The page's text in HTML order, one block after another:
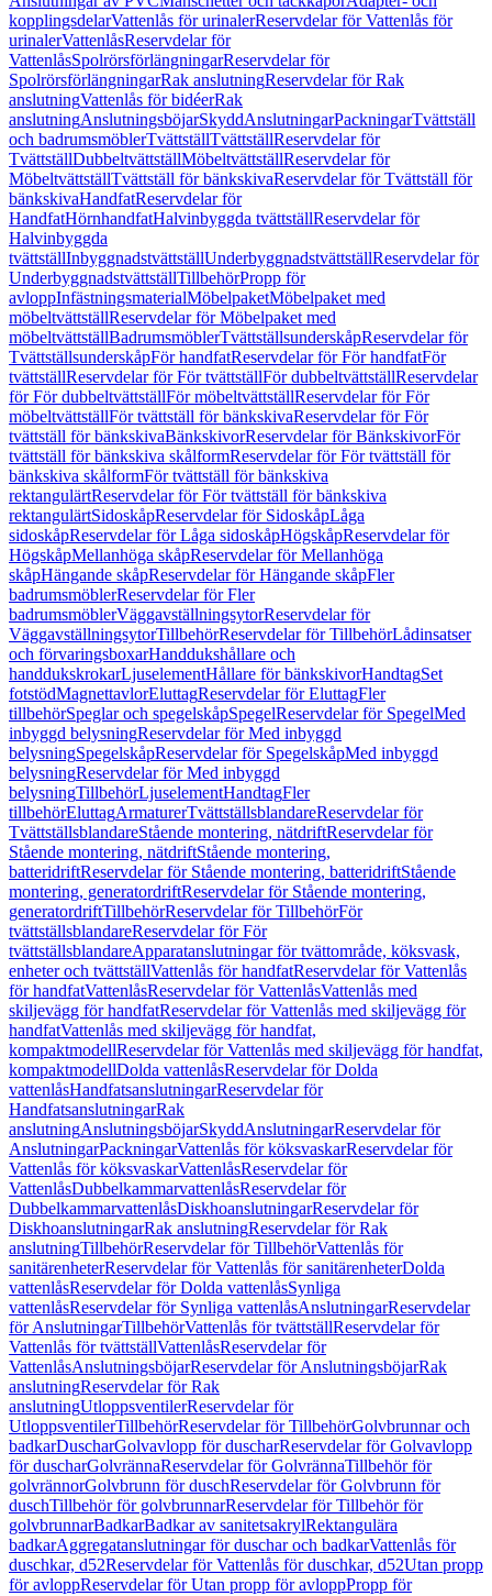
kopplingsdelarVattenlås för urinalerReservdelar för Vattenlås för
urinalerVattenlåsReservdelar för
VattenlåsSpolrörsförlängningarReservdelar för
SpolrörsförlängningarRak anslutningReservdelar för Rak
anslutningVattenlås för bidéerRak
anslutningAnslutningsböjarSkyddAnslutningarPackningarTvättställ
och badrumsmöblerTvättställTvättställReservdelar för
TvättställDubbeltvättställMöbeltvättställReservdelar för
MöbeltvättställTvättställ för bänkskivaReservdelar för Tvättställ för
bänkskivaHandfatReservdelar för
HandfatHörnhandfatHalvinbyggda tvättställReservdelar för
Halvinbyggda
tvättställInbyggnadstvättställUnderbyggnadstvättställReservdelar för
UnderbyggnadstvättställTillbehörPropp för
avloppInfästningsmaterialMöbelpaketMöbelpaket med
möbeltvättställReservdelar för Möbelpaket med
möbeltvättställBadrumsmöblerTvättställsunderskåpReservdelar för
TvättställsunderskåpFör handfatReservdelar för För handfatFör
tvättställReservdelar för För tvättställFör dubbeltvättställReservdelar
för För dubbeltvättställFör möbeltvättställReservdelar för För
möbeltvättställFör tvättställ för bänkskivaReservdelar för För
tvättställ för bänkskivaBänkskivorReservdelar för BänkskivorFör
tvättställ för bänkskiva skålformReservdelar för För tvättställ för
bänkskiva skålformFör tvättställ för bänkskiva
rektangulärtReservdelar för För tvättställ för bänkskiva
rektangulärtSidoskåpReservdelar för SidoskåpLåga
sidoskåpReservdelar för Låga sidoskåpHögskåpReservdelar för
HögskåpMellanhöga skåpReservdelar för Mellanhöga
skåpHängande skåpReservdelar för Hängande skåpFler
badrumsmöblerReservdelar för Fler
badrumsmöblerVäggavställningsytorReservdelar för
VäggavställningsytorTillbehörReservdelar för TillbehörLådinsatser
och förvaringsboxarHanddukshållare och
handdukskrokarLjuselementHållare för bänkskivorHandtagSet
fotstödMagnettavlorEluttagReservdelar för EluttagFler
tillbehörSpeglar och spegelskåpSpegelReservdelar för SpegelMed
inbyggd belysningReservdelar för Med inbyggd
belysningSpegelskåpReservdelar för SpegelskåpMed inbyggd
belysningReservdelar för Med inbyggd
belysningTillbehörLjuselementHandtagFler
tillbehörEluttagArmaturerTvättställsblandareReservdelar för
TvättställsblandareStående montering, nätdriftReservdelar för
Stående montering, nätdriftStående montering,
batteridriftReservdelar för Stående montering, batteridriftStående
montering, generatordriftReservdelar för Stående montering,
generatordriftTillbehörReservdelar för TillbehörFör
tvättställsblandareReservdelar för För
tvättställsblandareApparatanslutningar för tvättområde, köksvask,
enheter och tvättställVattenlås för handfatReservdelar för Vattenlås
för handfatVattenlåsReservdelar för VattenlåsVattenlås med
skiljevägg för handfatReservdelar för Vattenlås med skiljevägg för
handfatVattenlås med skiljevägg för handfat,
kompaktmodellReservdelar för Vattenlås med skiljevägg för handfat,
kompaktmodellDolda vattenlåsReservdelar för Dolda
vattenlåsHandfatsanslutningarReservdelar för
HandfatsanslutningarRak
anslutningAnslutningsböjarSkyddAnslutningarReservdelar för
AnslutningarPackningarVattenlås för köksvaskarReservdelar för
Vattenlås för köksvaskarVattenlåsReservdelar för
VattenlåsDubbelkammarvattenlåsReservdelar för
DubbelkammarvattenlåsDiskhoanslutningarReservdelar för
DiskhoanslutningarRak anslutningReservdelar för Rak
anslutningTillbehörReservdelar för TillbehörVattenlås för
sanitärenheterReservdelar för Vattenlås för sanitärenheterDolda
vattenlåsReservdelar för Dolda vattenlåsSynliga
vattenlåsReservdelar för Synliga vattenlåsAnslutningarReservdelar
för AnslutningarTillbehörVattenlås för tvättställReservdelar för
Vattenlås för tvättställVattenlåsReservdelar för
VattenlåsAnslutningsböjarReservdelar för AnslutningsböjarRak
anslutningReservdelar för Rak
anslutningUtloppsventilerReservdelar för
UtloppsventilerTillbehörReservdelar för TillbehörGolvbrunnar och
badkarDuscharGolvavlopp för duscharReservdelar för Golvavlopp
för duscharGolvrännaReservdelar för GolvrännaTillbehör för
golvrännorGolvbrunn för duschReservdelar för Golvbrunn för
duschTillbehör för golvbrunnarReservdelar för Tillbehör för
golvbrunnarBadkarBadkar av sanitetsakrylRektangulära
badkarAggregatanslutningar för duschar och badkarVattenlås för
duschkar, d52Reservdelar för Vattenlås för duschkar, d52Utan propp
för avloppReservdelar för Utan propp för avloppPropp för